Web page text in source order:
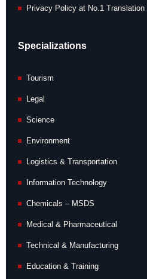
Privacy Policy at No.1 Translation
Specializations
Tourism
Legal
Science
Environment
Logistics & Transportation
Information Technology
Chemicals – MSDS
Medical & Pharmaceutical
Technical & Manufacturing
Education & Training